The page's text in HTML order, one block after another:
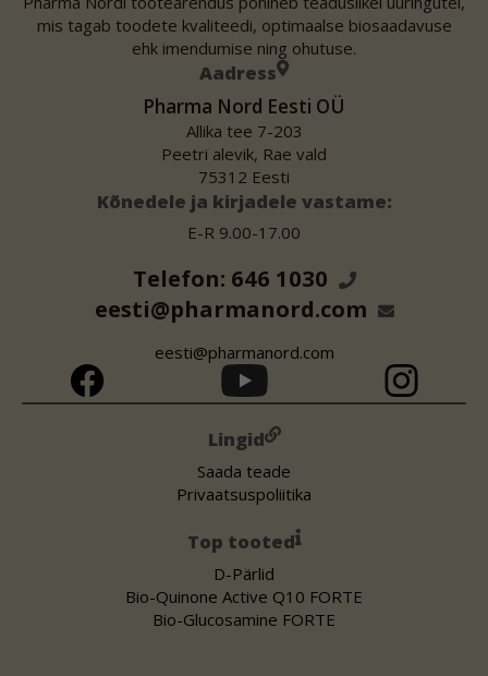
mis tagab toodete kvaliteedi, optimaalse biosaadavuse
ehk imendumise ning ohutuse.
Aadress
Pharma Nord Eesti OÜ
Allika tee 7-203
Peetri alevik, Rae vald
75312 Eesti
Kõnedele ja kirjadele vastame:
E-R 9.00-17.00
Telefon: 646 1030
eesti@pharmanord.com
eesti@pharmanord.com
Lingid
Saada teade
Privaatsuspoliitika
Top tooted
D-Pärlid
Bio-Quinone Active Q10 FORTE
Bio-Glucosamine FORTE